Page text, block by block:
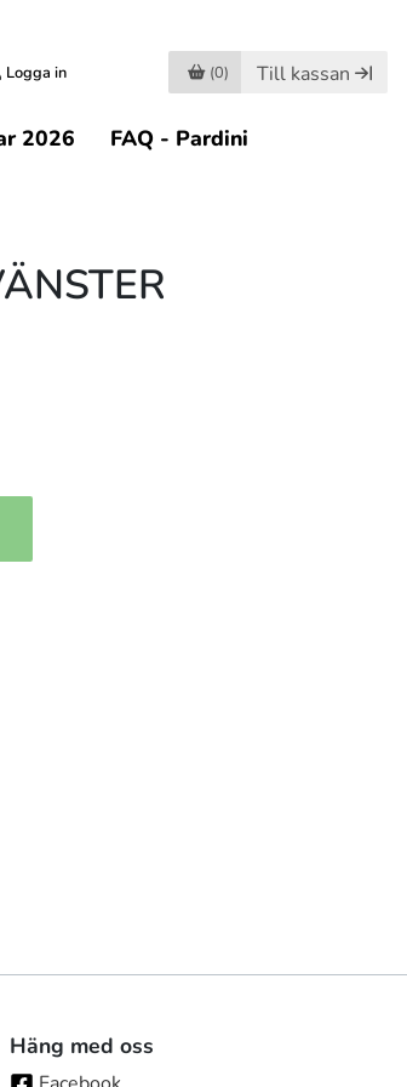
Logga in (0) Till kassan
2026 FAQ - Pardini
Häng med oss